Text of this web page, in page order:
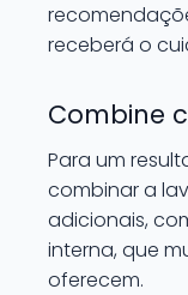
receberá o
Combine
Para um
combinar a
adicionais,
interna, que
oferecem.